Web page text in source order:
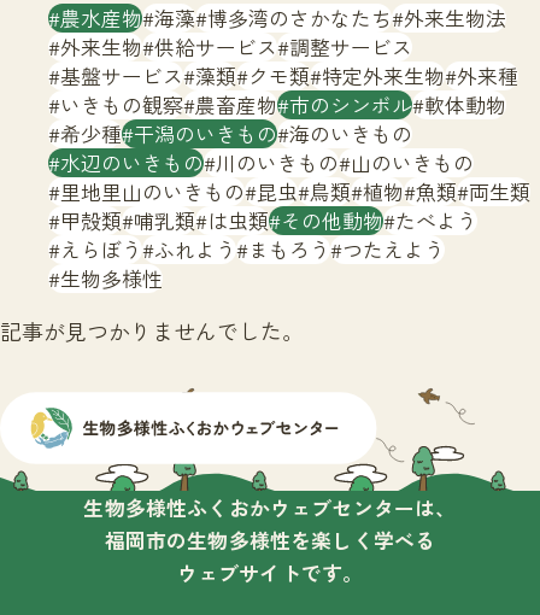
生物多様性ふくおかウェブセンターとは
サイトマップ
農水産物 海藻 博多湾のさかなたち 外来生物法
外来生物 供給サービス 調整サービス
基盤サービス 藻類 クモ類 特定外来生物 外来種
いきもの観察 農畜産物 市のシンボル 軟体動物
希少種 干潟のいきもの 海のいきもの
水辺のいきもの 川のいきもの 山のいきもの
里地里山のいきもの 昆虫 鳥類 植物 魚類 両生類
甲殻類 哺乳類 は虫類 その他動物 たべよう
えらぼう ふれよう まもろう つたえよう
生物多様性
記事が見つかりませんでした。
生物多様性ふくおかウェブセンターは、
福岡市の生物多様性を楽しく学べる
ウェブサイトです。